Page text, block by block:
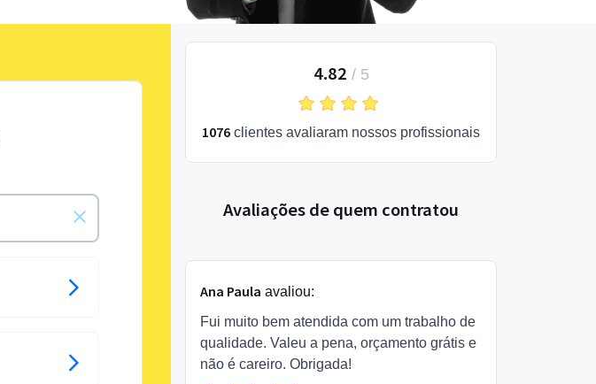
4.82 / 5
1076 clientes avaliaram nossos profissionais
Avaliações de quem contratou
Ana Paula avaliou:
Fui muito bem atendida com um trabalho de
qualidade. Valeu a pena, orçamento grátis e
não é careiro. Obrigada!